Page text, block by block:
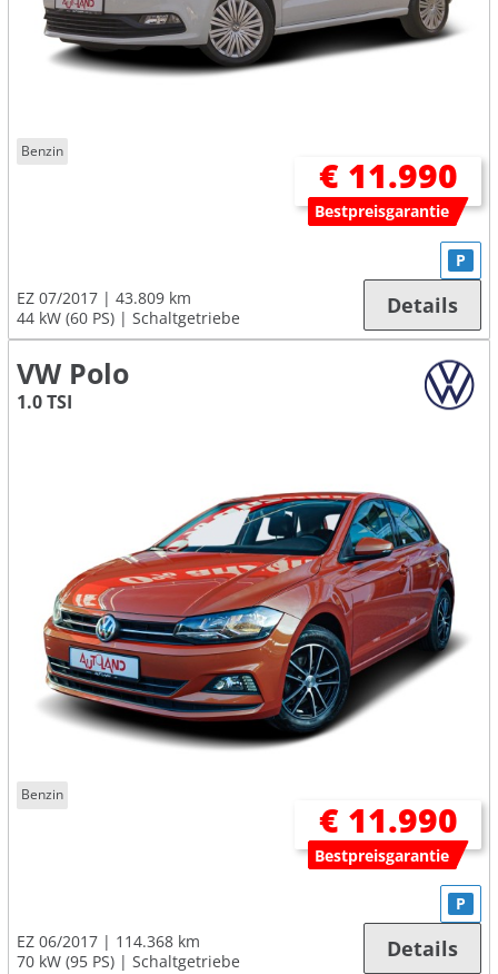
Benzin
€ 11.990
Bestpreisgarantie
EZ 07/2017
43.809 km
44 kW (60 PS)
Schaltgetriebe
P
Details
VW Polo
1.0 TSI
Benzin
€ 11.990
Bestpreisgarantie
EZ 06/2017
114.368 km
70 kW (95 PS)
Schaltgetriebe
P
Details